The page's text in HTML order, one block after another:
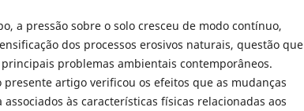
a pressão sobre o solo cresceu de modo contínuo,
dos processos erosivos naturais, questão que
problemas ambientais contemporâneos.
presente artigo verificou os efeitos que as mudanças
associados às características físicas relacionadas aos